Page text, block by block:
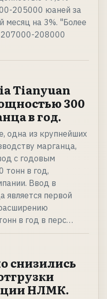
205000 юаней за
месяц на 3%. "Более
207000-208000
Tianyuan
300
в год.
одна из крупнейших
марганца,
с годовым
тонн в год,
Ввод в
является первой
в год в перс…
снизились
НЛМК.